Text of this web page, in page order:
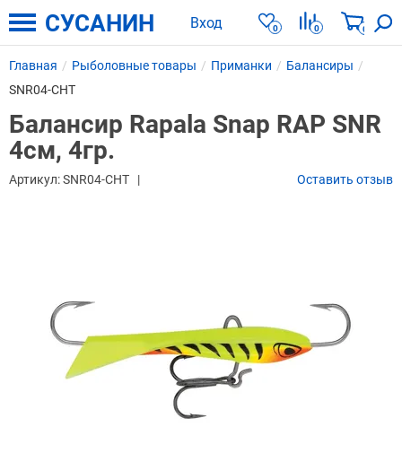
Вход 0 0 0
СУСАНИН
Главная Рыболовные товары Приманки
Балансиры
SNR04-CHT
Балансир Rapala Snap RAP SNR
4см, 4гр.
Артикул:SNR04-CHT Оставить отзыв